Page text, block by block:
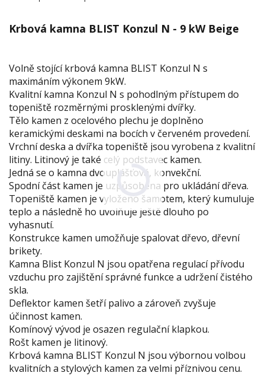
Krbová kamna BLIST Konzul N - 9 kW Beige
Volně stojící krbová kamna BLIST Konzul N s
maximáním výkonem 9kW.
Kvalitní kamna Konzul N s pohodlným přístupem do
topeniště rozměrnými prosklenými dvířky.
Tělo kamen z ocelového plechu je doplněno
keramickými deskami na bocích v červeném provedení.
Vrchní deska a dvířka topeniště jsou vyrobena z kvalitní
litiny. Litinový je také celý podstavec kamen.
Jedná se o kamna dvouplášťová, konvekční.
Spodní část kamen je uzpůsobena pro ukládání dřeva.
Topeniště kamen je vyloženo šamotem, který kumuluje
teplo a následně ho uvolňuje ještě dlouho po
vyhasnutí.
Konstrukce kamen umožňuje spalovat dřevo, dřevní
brikety.
Kamna Blist Konzul N jsou opatřena regulací přívodu
vzduchu pro zajištění správné funkce a udržení čistého
skla.
Deflektor kamen šetří palivo a zároveň zvyšuje
účinnost kamen.
Komínový vývod je osazen regulační klapkou.
Rošt kamen je litinový.
Krbová kamna BLIST Konzul N jsou výbornou volbou
kvalitních a stylových kamen za velmi příznivou cenu.